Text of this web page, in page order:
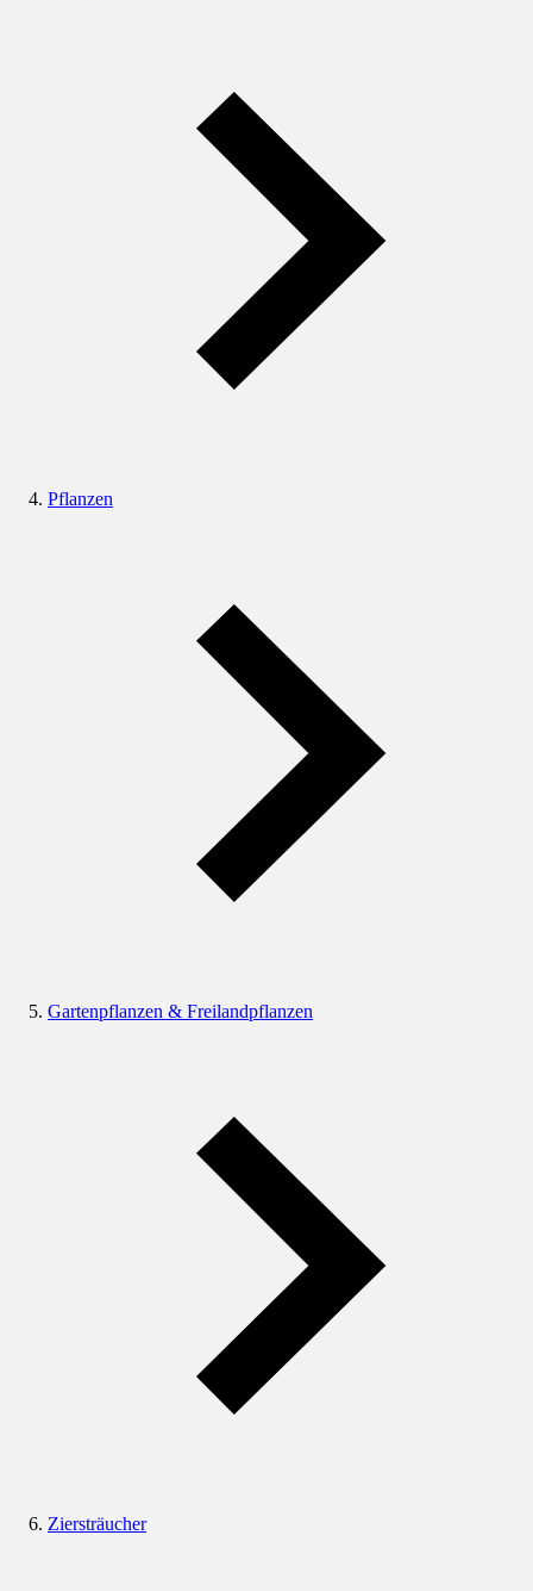
Pflanzen
Gartenpflanzen & Freilandpflanzen
Ziersträucher